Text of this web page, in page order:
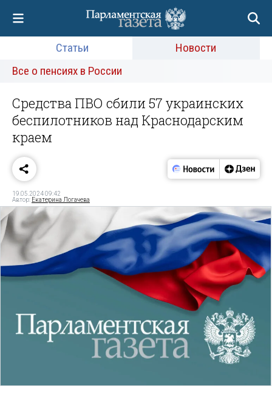
Статьи
Новости
Все о пенсиях в России
Средства ПВО сбили 57 украинских
беспилотников над Краснодарским
краем
19.05.2024 09:42
Автор: Екатерина Логачева